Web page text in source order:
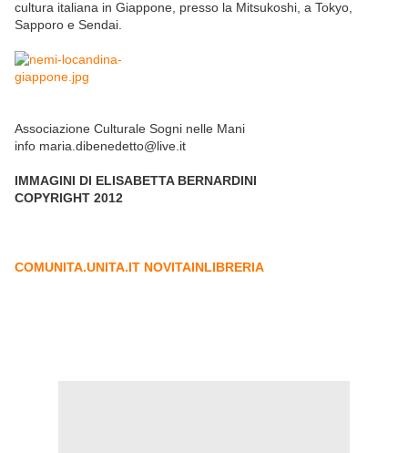
cultura italiana in Giappone, presso la Mitsukoshi, a Tokyo,
Sapporo e Sendai.
Associazione Culturale Sogni nelle Mani
info maria.dibenedetto@live.it
IMMAGINI DI ELISABETTA BERNARDINI
COPYRIGHT 2012
COMUNITA.UNITA.IT NOVITAINLIBRERIA